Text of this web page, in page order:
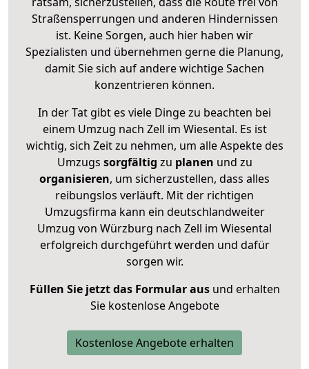
Straßensperrungen und anderen Hindernissen
ist. Keine Sorgen, auch hier haben wir
Spezialisten und übernehmen gerne die Planung,
damit Sie sich auf andere wichtige Sachen
konzentrieren können.
In der Tat gibt es viele Dinge zu beachten bei
einem Umzug nach Zell im Wiesental. Es ist
wichtig, sich Zeit zu nehmen, um alle Aspekte des
Umzugs sorgfältig zu planen und zu
organisieren, um sicherzustellen, dass alles
reibungslos verläuft. Mit der richtigen
Umzugsfirma kann ein deutschlandweiter
Umzug von Würzburg nach Zell im Wiesental
erfolgreich durchgeführt werden und dafür
sorgen wir.
Füllen Sie jetzt das Formular ausund erhalten
Sie kostenlose Angebote
Kostenlose Angebote erhalten